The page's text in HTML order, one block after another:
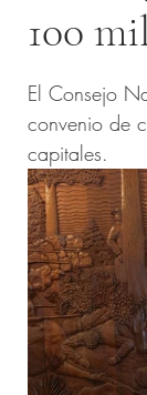
100
El Consejo
convenio de
capitales.